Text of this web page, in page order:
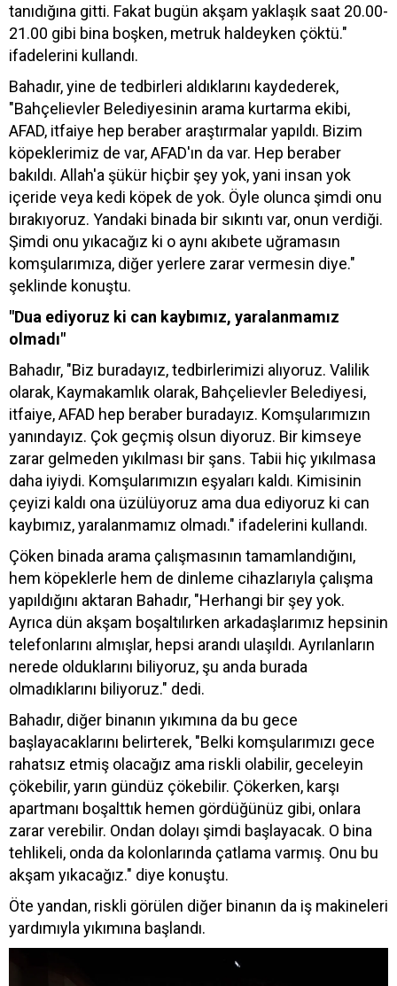
tanıdığına gitti. Fakat bugün akşam yaklaşık saat 20.00-
21.00 gibi bina boşken, metruk haldeyken çöktü."
ifadelerini kullandı.
Bahadır, yine de tedbirleri aldıklarını kaydederek,
"Bahçelievler Belediyesinin arama kurtarma ekibi,
AFAD, itfaiye hep beraber araştırmalar yapıldı. Bizim
köpeklerimiz de var, AFAD'ın da var. Hep beraber
bakıldı. Allah'a şükür hiçbir şey yok, yani insan yok
içeride veya kedi köpek de yok. Öyle olunca şimdi onu
bırakıyoruz. Yandaki binada bir sıkıntı var, onun verdiği.
Şimdi onu yıkacağız ki o aynı akıbete uğramasın
komşularımıza, diğer yerlere zarar vermesin diye."
şeklinde konuştu.
"Dua ediyoruz ki can kaybımız, yaralanmamız
olmadı"
Bahadır, "Biz buradayız, tedbirlerimizi alıyoruz. Valilik
olarak, Kaymakamlık olarak, Bahçelievler Belediyesi,
itfaiye, AFAD hep beraber buradayız. Komşularımızın
yanındayız. Çok geçmiş olsun diyoruz. Bir kimseye
zarar gelmeden yıkılması bir şans. Tabii hiç yıkılmasa
daha iyiydi. Komşularımızın eşyaları kaldı. Kimisinin
çeyizi kaldı ona üzülüyoruz ama dua ediyoruz ki can
kaybımız, yaralanmamız olmadı." ifadelerini kullandı.
Çöken binada arama çalışmasının tamamlandığını,
hem köpeklerle hem de dinleme cihazlarıyla çalışma
yapıldığını aktaran Bahadır, "Herhangi bir şey yok.
Ayrıca dün akşam boşaltılırken arkadaşlarımız hepsinin
telefonlarını almışlar, hepsi arandı ulaşıldı. Ayrılanların
nerede olduklarını biliyoruz, şu anda burada
olmadıklarını biliyoruz." dedi.
Bahadır, diğer binanın yıkımına da bu gece
başlayacaklarını belirterek, "Belki komşularımızı gece
rahatsız etmiş olacağız ama riskli olabilir, geceleyin
çökebilir, yarın gündüz çökebilir. Çökerken, karşı
apartmanı boşalttık hemen gördüğünüz gibi, onlara
zarar verebilir. Ondan dolayı şimdi başlayacak. O bina
tehlikeli, onda da kolonlarında çatlama varmış. Onu bu
akşam yıkacağız." diye konuştu.
Öte yandan, riskli görülen diğer binanın da iş makineleri
yardımıyla yıkımına başlandı.